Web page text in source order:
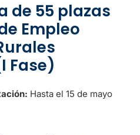
de 55 plazas
Empleo
Fase)
Hasta el 15 de mayo